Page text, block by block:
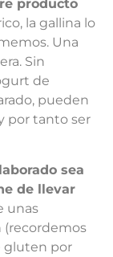
producto
la gallina lo
Una
Sin
de
pueden
por tanto ser
sea
de llevar
unas
gluten por